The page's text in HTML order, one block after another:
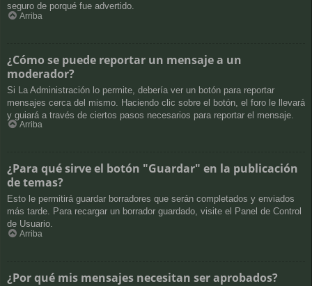
seguro de porqué fue advertido.
Arriba
¿Cómo se puede reportar un mensaje a un
moderador?
Si La Administración lo permite, debería ver un botón para reportar
mensajes cerca del mismo. Haciendo clic sobre el botón, el foro le llevará
y guiará a través de ciertos pasos necesarios para reportar el mensaje.
Arriba
¿Para qué sirve el botón "Guardar" en la publicación
de temas?
Esto le permitirá guardar borradores que serán completados y enviados
más tarde. Para recargar un borrador guardado, visite el Panel de Control
de Usuario.
Arriba
¿Por qué mis mensajes necesitan ser aprobados?